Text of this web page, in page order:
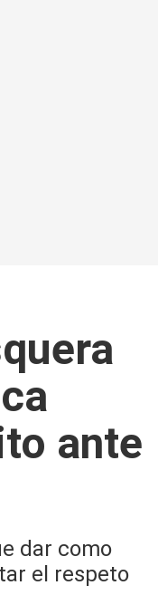
ante
dar como
el respeto